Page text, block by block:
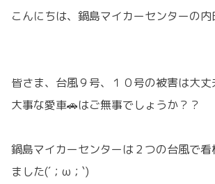
こんにちは、鍋島マイカーセンターの内
皆さま、台風９号、１０号の被害は大
大事な愛車🚗はご無事でしょうか？？
鍋島マイカーセンターは２つの台風で
ました(´；ω；`)